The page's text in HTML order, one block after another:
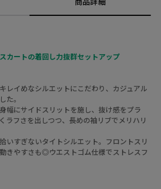
カートの着回し力抜群セットアップ
レイめなシルエットにこだわり、カジュアル
た。
幅にサイドスリットを施し、抜け感をプラ
ラフさを出しつつ、長めの袖リブでメリハリ
いすぎないタイトシルエット。フロントスリ
きやすさも◎ウエストゴム仕様でストレスフ